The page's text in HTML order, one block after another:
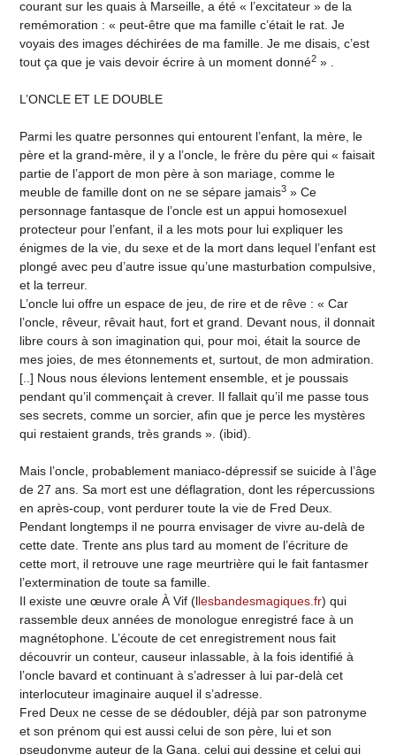
courant sur les quais à Marseille, a été « l’excitateur » de la
remémoration : « peut-être que ma famille c’était le rat. Je
voyais des images déchirées de ma famille. Je me disais, c’est
tout ça que je vais devoir écrire à un moment donné2 » .
L’ONCLE ET LE DOUBLE
Parmi les quatre personnes qui entourent l’enfant, la mère, le
père et la grand-mère, il y a l’oncle, le frère du père qui « faisait
partie de l’apport de mon père à son mariage, comme le
meuble de famille dont on ne se sépare jamais3 » Ce
personnage fantasque de l’oncle est un appui homosexuel
protecteur pour l’enfant, il a les mots pour lui expliquer les
énigmes de la vie, du sexe et de la mort dans lequel l’enfant est
plongé avec peu d’autre issue qu’une masturbation compulsive,
et la terreur.
L’oncle lui offre un espace de jeu, de rire et de rêve : « Car
l’oncle, rêveur, rêvait haut, fort et grand. Devant nous, il donnait
libre cours à son imagination qui, pour moi, était la source de
mes joies, de mes étonnements et, surtout, de mon admiration.
[..] Nous nous élevions lentement ensemble, et je poussais
pendant qu’il commençait à crever. Il fallait qu’il me passe tous
ses secrets, comme un sorcier, afin que je perce les mystères
qui restaient grands, très grands ». (ibid).
Mais l’oncle, probablement maniaco-dépressif se suicide à l’âge
de 27 ans. Sa mort est une déflagration, dont les répercussions
en après-coup, vont perdurer toute la vie de Fred Deux.
Pendant longtemps il ne pourra envisager de vivre au-delà de
cette date. Trente ans plus tard au moment de l’écriture de
cette mort, il retrouve une rage meurtrière qui le fait fantasmer
l’extermination de toute sa famille.
Il existe une œuvre orale À Vif (llesbandesmagiques.fr) qui
rassemble deux années de monologue enregistré face à un
magnétophone. L’écoute de cet enregistrement nous fait
découvrir un conteur, causeur inlassable, à la fois identifié à
l’oncle bavard et continuant à s’adresser à lui par-delà cet
interlocuteur imaginaire auquel il s’adresse.
Fred Deux ne cesse de se dédoubler, déjà par son patronyme
et son prénom qui est aussi celui de son père, lui et son
pseudonyme auteur de la Gana, celui qui dessine et celui qui